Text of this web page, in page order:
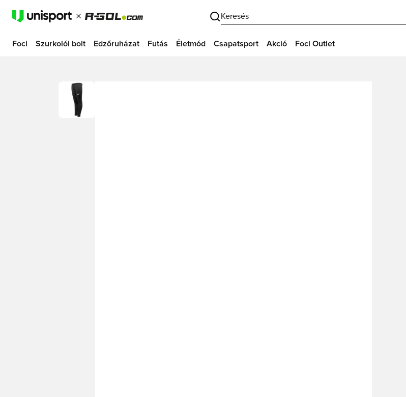
Keresés
Foci Szurkolói bolt Edzőruházat Futás Életmód Csapatsport Akció Foci Outlet